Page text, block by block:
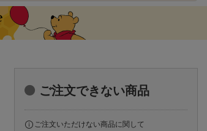
楽天チケット
エンタメニュース
推し楽
ご注文できない商品
ご注文いただけない商品に関して